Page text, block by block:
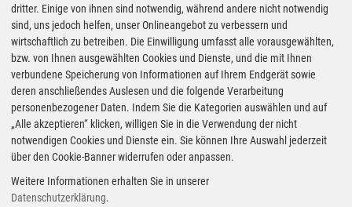
Super Preise in Bleialf
Bester Super E10 Preis in
Bleialf
2.059€
Super E10
CLASSIC
53940 Hellenthal
dritter. Einige von ihnen sind notwendig, während andere nicht notwendig
sind, uns jedoch helfen, unser Onlineangebot zu verbessern und
wirtschaftlich zu betreiben. Die Einwilligung umfasst alle vorausgewählten,
bzw. von Ihnen ausgewählten Cookies und Dienste, und die mit Ihnen
verbundene Speicherung von Informationen auf Ihrem Endgerät sowie
deren anschließendes Auslesen und die folgende Verarbeitung
personenbezogener Daten. Indem Sie die Kategorien auswählen und auf
„Alle akzeptieren“ klicken, willigen Sie in die Verwendung der nicht
notwendigen Cookies und Dienste ein. Sie können Ihre Auswahl jederzeit
über den Cookie-Banner widerrufen oder anpassen.
Weitere Informationen erhalten Sie in unserer
Datenschutzerklärung.